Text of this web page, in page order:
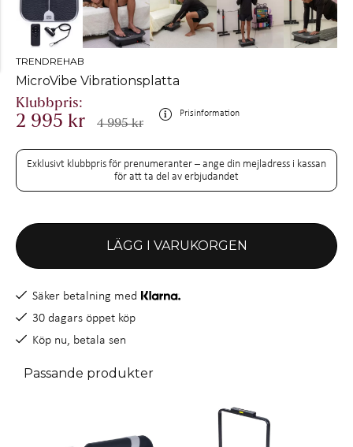
TRENDREHAB
MicroVibe Vibrationsplatta
2 995 kr 4 995 kr
Prisinformation
Exklusivt klubbpris för prenumeranter – ange din mejladress i kassan
för att ta del av erbjudandet
LÄGG I VARUKORGEN
Säker betalning med
30 dagars öppet köp
Köp nu, betala sen
Passande produkter